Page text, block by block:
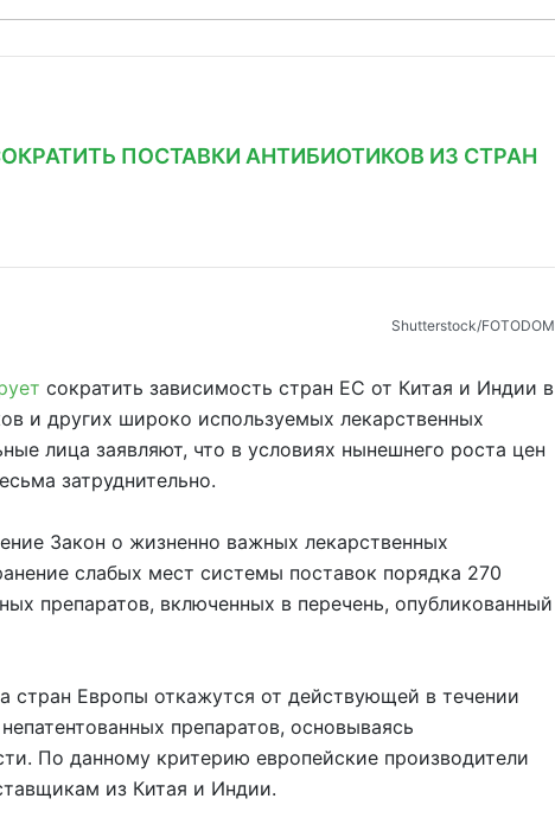
ПОСТАВКИ АНТИБИОТИКОВ ИЗ СТРАН
Shutterstoсk/FOTODOM
сократить зависимость стран ЕС от Китая и Индии в
и других широко используемых лекарственных
лица заявляют, что в условиях нынешнего роста цен
затруднительно.
Закон о жизненно важных лекарственных
слабых мест системы поставок порядка 270
препаратов, включенных в перечень, опубликованный
стран Европы откажутся от действующей в течении
препаратов, основываясь
По данному критерию европейские производители
из Китая и Индии.